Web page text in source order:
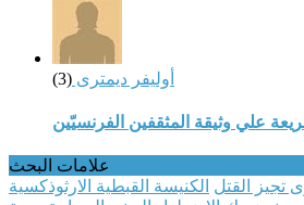
أوليفر ديمترى (3)
علي وثيقة المثقفين الفرنسيّين
علامات البحث
تجيز القتل الكنيسة القبطية الارثوذكسية